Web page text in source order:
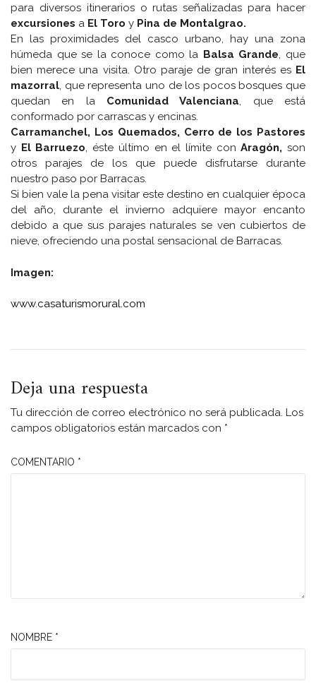
para diversos itinerarios o rutas señalizadas para hacer
excursiones a El Toro y Pina de Montalgrao.
En las proximidades del casco urbano, hay una zona
húmeda que se la conoce como la Balsa Grande, que
bien merece una visita. Otro paraje de gran interés es El
mazorral, que representa uno de los pocos bosques que
quedan en la Comunidad Valenciana, que está
conformado por carrascas y encinas.
Carramanchel, Los Quemados, Cerro de los Pastores
y El Barruezo, éste último en el límite conAragón, son
otros parajes de los que puede disfrutarse durante
nuestro paso por Barracas.
Si bien vale la pena visitar este destino en cualquier época
del año, durante el invierno adquiere mayor encanto
debido a que sus parajes naturales se ven cubiertos de
nieve, ofreciendo una postal sensacional de Barracas.
Imagen:
www.casaturismorural.com
Deja una respuesta
Tu dirección de correo electrónico no será publicada. Los
campos obligatorios están marcados con *
COMENTARIO *
NOMBRE *